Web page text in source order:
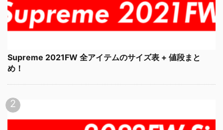
Supreme 2021FW 全アイテムのサイズ表 + 値段まと
め！